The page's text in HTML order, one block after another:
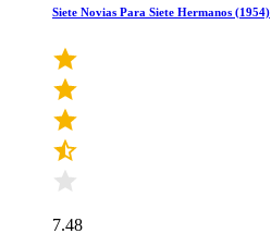
Siete Novias Para Siete Hermanos (1954)
7.48